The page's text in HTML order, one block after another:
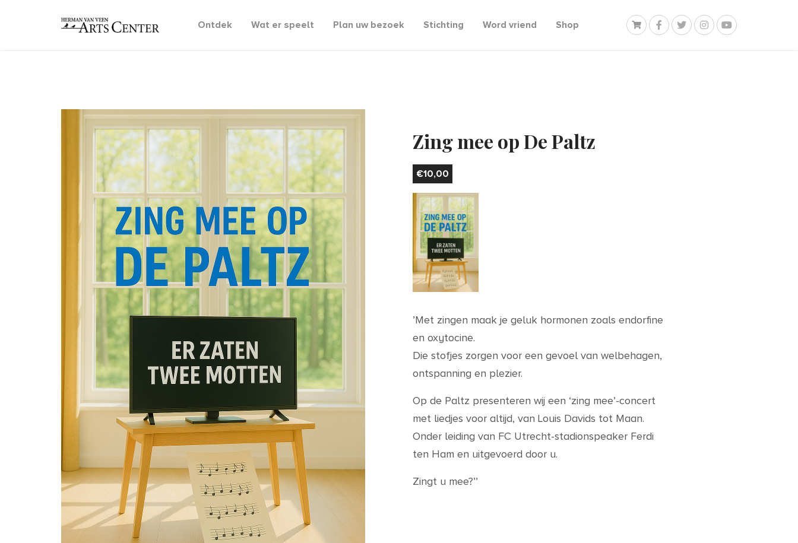
Ontdek Wat er speelt Plan uw bezoek Stichting Word vriend Shop
Zing mee op De Paltz
€10,00
’Met zingen maak je geluk hormonen zoals endorfine
en oxytocine.
Die stofjes zorgen voor een gevoel van welbehagen,
ontspanning en plezier.
Op de Paltz presenteren wij een ‘zing mee’-concert
met liedjes voor altijd, van Louis Davids tot Maan.
Onder leiding van FC Utrecht-stadionspeaker Ferdi
ten Ham en uitgevoerd door u.
Zingt u mee?’’